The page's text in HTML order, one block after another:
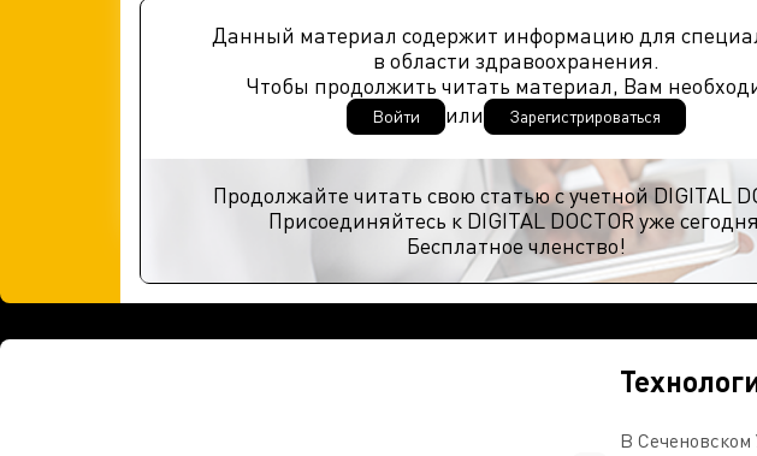
Данный материал содержит информацию для
в области здравоохранения.
Чтобы продолжить читать материал, Вам
Войти или Зарегистрироваться
Продолжайте читать свою статью с учетной DIGITAL
Присоединяйтесь к DIGITAL DOCTOR уже
Бесплатное членство!
В Сеченовском